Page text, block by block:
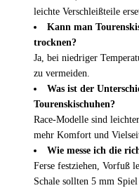
leichte Verschleißteile
Kann man
trocknen?
Ja, bei niedriger
zu vermeiden.
Was ist der
Tourenskischuhen?
Race-Modelle sind
mehr Komfort und
Wie messe ich die
Ferse festziehen, Vorfuß
Schale sollten 5 mm